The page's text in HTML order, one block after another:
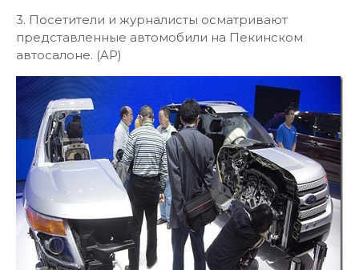
3. Посетители и журналисты осматривают
представленные автомобили на Пекинском
автосалоне. (AP)